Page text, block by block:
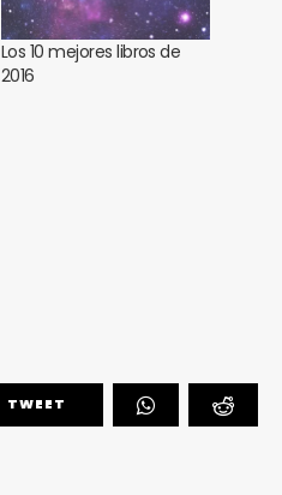
Los 10 mejores libros de
2016
TWEET